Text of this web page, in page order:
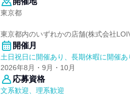
東京都
東京都内のいずれかの店舗(株式会社
開催月
土日祝日に開催あり、長期休暇に開催あ
2026年8月・9月・10月
応募資格
文系歓迎、理系歓迎